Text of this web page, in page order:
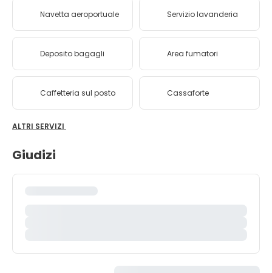
Navetta aeroportuale Servizio lavanderia
Deposito bagagli Area fumatori
Caffetteria sul posto Cassaforte
ALTRI SERVIZI
Giudizi